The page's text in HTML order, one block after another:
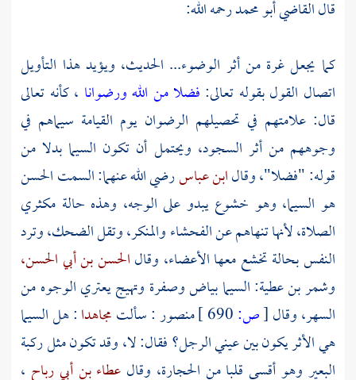
قالالقاضي أبو محمدرحمه الله:
كما يجعل غرة من أثر الوضوء... الحديث، ويؤيد هذا التأويل
اتصال القول بقوله تعالى: فضلا من الله ورضوانا ، كأنه تعالى
قال: علامتهم في تحصيلهم الرضوان يوم القيامة سيماهم في
وجوههم من أثر السجود، ويحتمل أن تكون السيما بدلا من
قوله: "فضلا"، وقالابن عباسرضي الله عنهما: السمت الحسن
هو السيما، وهو خشوع يبدو على الوجه، وهذه حالة مكثري
الصلاة، لأنها تنهاهم عن الفحشاء والمنكر، وتقل الضحك، وترد
النفس بحالة تخشع معها الأعضاء، وقالالحسن بن أبي الحسن،
وشمر بن عطية:السيما بياض وصفرة وتهيج يعتري الوجوه من
السهر، وقال[ص: منصور: سألتمجاهدا: هل السيما
هي الأثر يكون بين عيني الرجل؟ فقال: لا، وقد تكون مثل ركبة
البعير وهو أقسى قلبا من الحجارة، وقال عطاء بن أبي رباح ،